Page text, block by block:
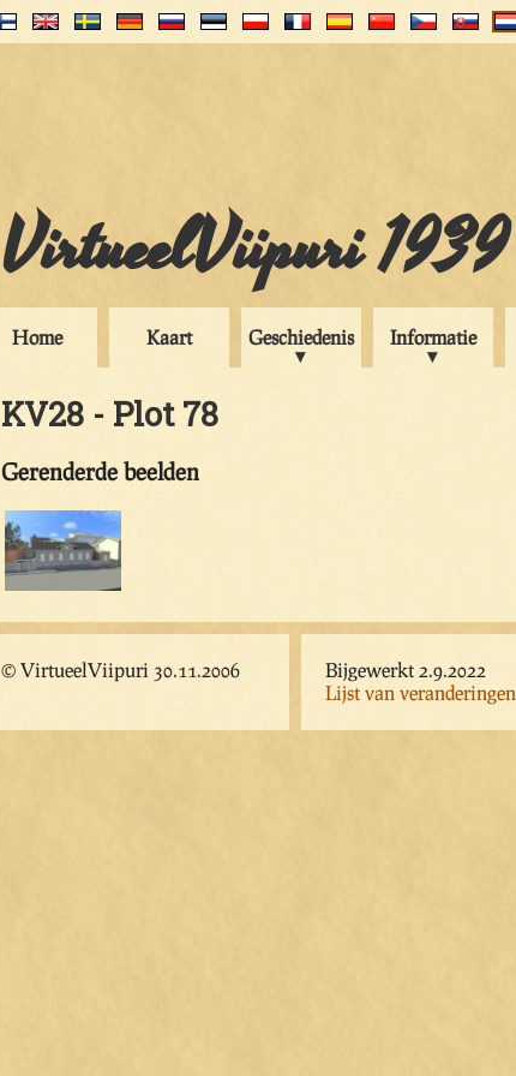
VirtueelViipuri 1939
Home Kaart Geschiedenis Informatie
KV28 - Plot 78
Gerenderde beelden
© VirtueelViipuri 30.11.2006
Bijgewerkt 2.9.2022
Lijst van veranderingen